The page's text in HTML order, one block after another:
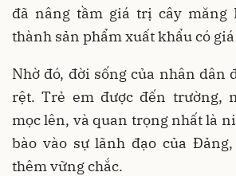
đã nâng tầm giá trị cây măng
thành sản phẩm xuất khẩu có
Nhờ đó, đời sống của nhân dân
rệt. Trẻ em được đến trường,
mọc lên, và quan trọng nhất là
bào vào sự lãnh đạo của
thêm vững chắc.